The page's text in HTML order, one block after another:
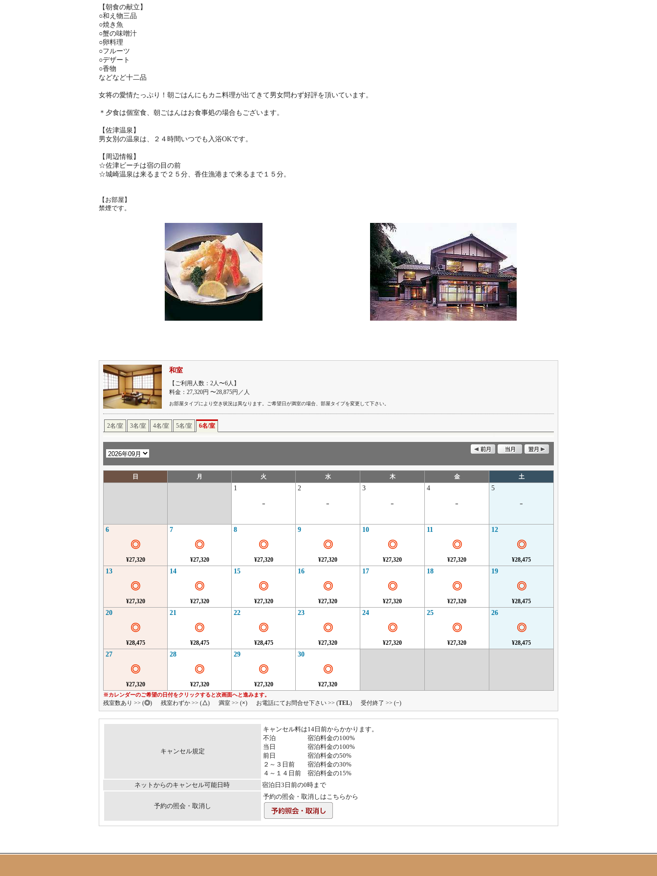
【朝食の献立】
○和え物三品
○焼き魚
○蟹の味噌汁
○卵料理
○フルーツ
○デザート
○香物
などなど十二品
女将の愛情たっぷり！朝ごはんにもカニ料理が出てきて男女問わず好評を頂いています。
＊夕食は個室食、朝ごはんはお食事処の場合もございます。
【佐津温泉】
男女別の温泉は、２４時間いつでも入浴OKです。
【周辺情報】
☆佐津ビーチは宿の目の前
☆城崎温泉は来るまで２５分、香住漁港まで来るまで１５分。
【お部屋】
​禁煙です。
和室
【ご利用人数：2人〜6人】
料金：27,320円 〜28,875円／人
お部屋タイプにより空き状況は異なります。ご希望日が満室の場合、部屋タイプを変更して下さい。
2名/室 3名/室 4名/室 5名/室 6名/室
日 月 火 水 木 金 土
1
-
2
-
3
-
4
-
5
-
6
◎
¥27,320
7
◎
¥27,320
8
◎
¥27,320
9
◎
¥27,320
10
◎
¥27,320
11
◎
¥27,320
12
◎
¥28,475
13
◎
¥27,320
14
◎
¥27,320
15
◎
¥27,320
16
◎
¥27,320
17
◎
¥27,320
18
◎
¥27,320
19
◎
¥28,475
20
◎
¥28,475
21
◎
¥28,475
22
◎
¥28,475
23
◎
¥27,320
24
◎
¥27,320
25
◎
¥27,320
26
◎
¥28,475
27
◎
¥27,320
28
◎
¥27,320
29
◎
¥27,320
30
◎
¥27,320
※カレンダーのご希望の日付をクリックすると次画面へと進みます。
残室数あり >> (◎) 残室わずか >> (△) 満室 >> (×) お電話にてお問合せ下さい >> (TEL) 受付終了 >> (−)
キャンセル規定
キャンセル料は14日前からかかります。
不泊 宿泊料金の100%
当日 宿泊料金の100%
前日 宿泊料金の50%
２～３日前 宿泊料金の30%
４～１４日前 宿泊料金の15%
ネットからのキャンセル可能日時
宿泊日3日前の0時まで
予約の照会・取消し
予約の照会・取消しはこちらから